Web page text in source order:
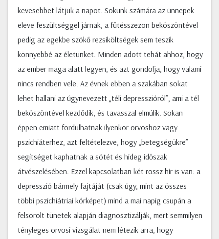
kevesebbet látjuk a napot. Sokunk számára az ünnepek
eleve feszültséggel járnak, a fűtésszezon beköszöntével
pedig az egekbe szökő rezsiköltségek sem teszik
könnyebbé az életünket. Minden adott tehát ahhoz, hogy
az ember maga alatt legyen, és azt gondolja, hogy valami
nincs rendben vele. Az évnek ebben a szakában sokat
lehet hallani az úgynevezett „téli depresszióról”, ami a tél
beköszöntével kezdődik, és tavasszal elmúlik. Sokan
éppen emiatt fordulhatnak ilyenkor orvoshoz vagy
pszichiáterhez, azt feltételezve, hogy „betegségükre”
segítséget kaphatnak a sötét és hideg időszak
átvészelésében. Ezzel kapcsolatban két rossz hír is van: a
depresszió bármely fajtáját (csak úgy, mint az összes
többi pszichiátriai kórképet) mind a mai napig csupán a
felsorolt tünetek alapján diagnosztizálják, mert semmilyen
tényleges orvosi vizsgálat nem létezik arra, hogy